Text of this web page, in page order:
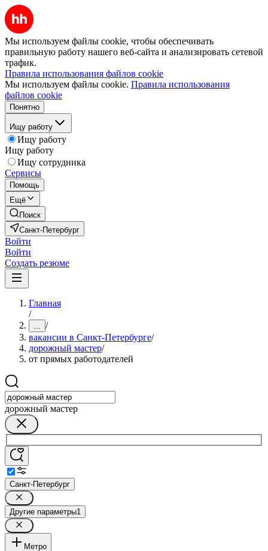
Мы используем файлы cookie, чтобы обеспечивать
правильную работу нашего веб-сайта и анализировать сетевой
трафик.
Правила использования файлов cookie
Мы используем файлы cookie. Правила использования
файлов cookie
Понятно
Ищу работу
Ищу работу
Ищу работу
Ищу сотрудника
Сервисы
Помощь
Ещё
Поиск
Санкт-Петербург
Войти
Войти
Создать резюме
Главная
/
... /
вакансии в Санкт-Петербурге/
дорожный мастер/
от прямых работодателей
дорожный мастер
Санкт-Петербург
Другие параметры1
Метро